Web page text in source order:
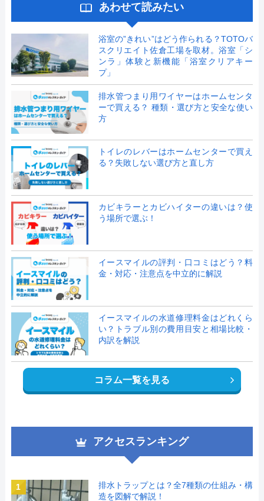
あわせて読みたい
浴室の”きれい”はどう作られる？TOTOバ
スクリエイト佐倉工場を取材。浴室「シ
ンラ」体験と新機能「浴室クリアキー
プ」
排水管つまり用ワイヤーはホームセンタ
ーで買える？ 種類・選び方と安全な使い
方
トイレのレバーはホームセンターで買え
る？失敗しない選び方と直し方
カビキラーとカビハイターの違いは？使
う場所で選ぶ！
イースマイルの評判・口コミはどう？料
金・対応・注意点を中立的に解説
イースマイルの水道修理料金はどれくら
い？トラブル別の費用目安と相場比較・
内訳を解説
コラム一覧を見る
アクセスランキング
1
排水トラップとは？全7種類の仕組み・構
造を図解で解説！